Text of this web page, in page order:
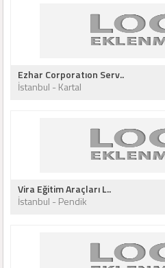
Ezhar Corporatıon Serv..
İstanbul - Kartal
Vira Eğitim Araçları L..
İstanbul - Pendik